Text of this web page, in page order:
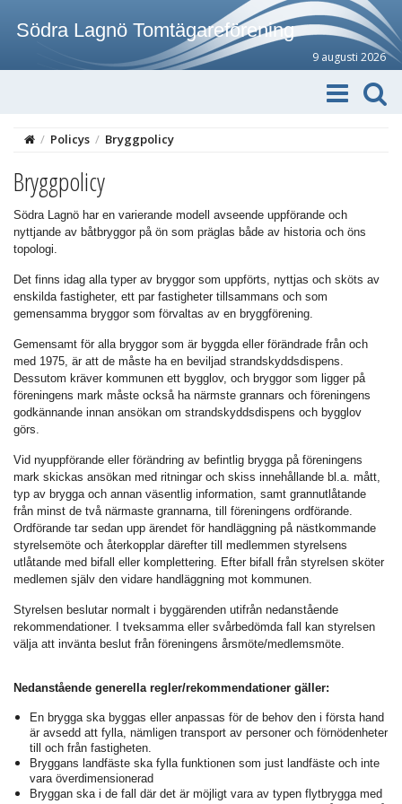
Södra Lagnö Tomtägareförening
9 augusti 2026
/ Policys / Bryggpolicy
Bryggpolicy
Södra Lagnö har en varierande modell avseende uppförande och
nyttjande av båtbryggor på ön som präglas både av historia och öns
topologi.
Det finns idag alla typer av bryggor som uppförts, nyttjas och sköts av
enskilda fastigheter, ett par fastigheter tillsammans och som
gemensamma bryggor som förvaltas av en bryggförening.
Gemensamt för alla bryggor som är byggda eller förändrade från och
med 1975, är att de måste ha en beviljad strandskyddsdispens.
Dessutom kräver kommunen ett bygglov, och bryggor som ligger på
föreningens mark måste också ha närmste grannars och föreningens
godkännande innan ansökan om strandskyddsdispens och bygglov
görs.
Vid nyuppförande eller förändring av befintlig brygga på föreningens
mark skickas ansökan med ritningar och skiss innehållande bl.a. mått,
typ av brygga och annan väsentlig information, samt grannutlåtande
från minst de två närmaste grannarna, till föreningens ordförande.
Ordförande tar sedan upp ärendet för handläggning på nästkommande
styrelsemöte och återkopplar därefter till medlemmen styrelsens
utlåtande med bifall eller komplettering. Efter bifall från styrelsen sköter
medlemen själv den vidare handläggning mot kommunen.
Styrelsen beslutar normalt i byggärenden utifrån nedanstående
rekommendationer. I tveksamma eller svårbedömda fall kan styrelsen
välja att invänta beslut från föreningens årsmöte/medlemsmöte.
Nedanstående generella regler/rekommendationer gäller:
En brygga ska byggas eller anpassas för de behov den i första hand
är avsedd att fylla, nämligen transport av personer och förnödenheter
till och från fastigheten.
Bryggans landfäste ska fylla funktionen som just landfäste och inte
vara överdimensionerad
Bryggan ska i de fall där det är möjligt vara av typen flytbrygga med